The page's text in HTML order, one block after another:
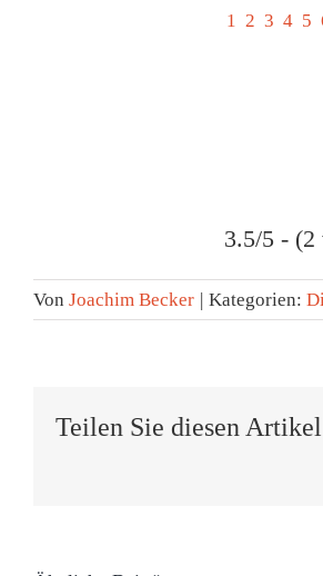
1 2 3 4 5
3.5/5 - (2
Von Joachim Becker Kategorien:
Teilen Sie diesen